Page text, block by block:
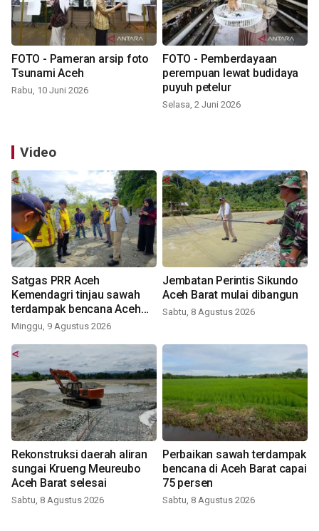
FOTO - Pameran arsip foto
Tsunami Aceh
Rabu, 10 Juni 2026
FOTO - Pemberdayaan
perempuan lewat budidaya
puyuh petelur
Selasa, 2 Juni 2026
Video
Satgas PRR Aceh
Kemendagri tinjau sawah
terdampak bencana Aceh
Barat
Minggu, 9 Agustus 2026
Jembatan Perintis Sikundo
Aceh Barat mulai dibangun
Sabtu, 8 Agustus 2026
Rekonstruksi daerah aliran
sungai Krueng Meureubo
Aceh Barat selesai
Sabtu, 8 Agustus 2026
Perbaikan sawah terdampak
bencana di Aceh Barat capai
75 persen
Sabtu, 8 Agustus 2026